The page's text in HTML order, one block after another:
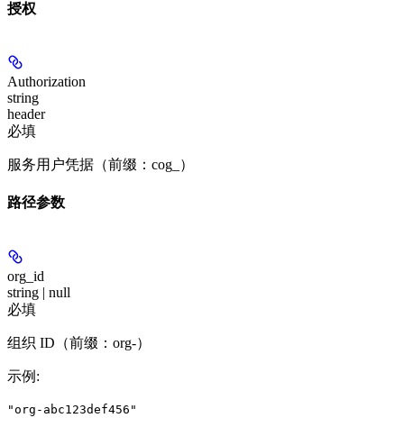
授权
Authorization
string
header
必填
服务用户凭据（前缀：cog_）
路径参数
org_id
string | null
必填
组织 ID（前缀：org-）
示例 :
"org-abc123def456"